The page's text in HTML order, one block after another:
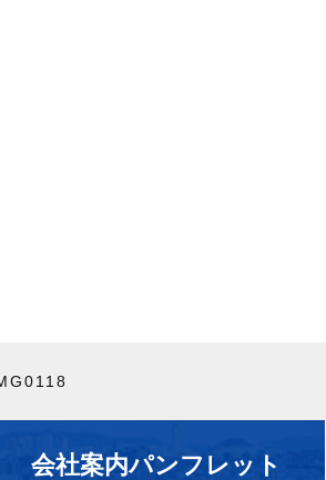
会社案内パンフレット